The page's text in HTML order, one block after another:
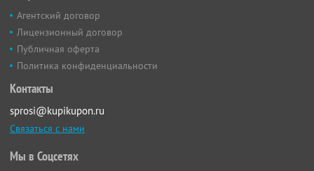
Агентский договор
Лицензионный договор
Публичная оферта
Политика конфиденциальности
Контакты
sprosi@kupikupon.ru
Связаться с нами
Мы в Соцсетях